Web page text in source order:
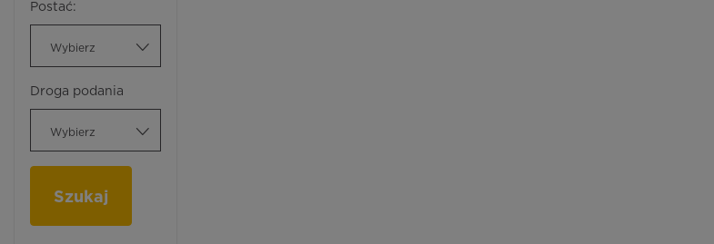
Postać:
Wybierz
Droga podania
Wybierz
Szukaj